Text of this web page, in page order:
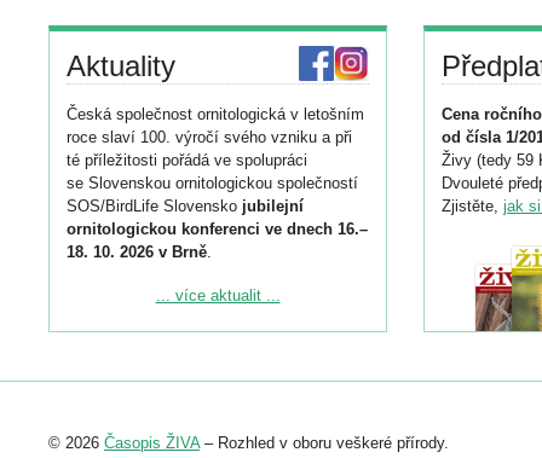
Aktuality
Česká společnost ornitologická v letošním
roce slaví 100. výročí svého vzniku a při
té příležitosti pořádá ve spolupráci
se Slovenskou ornitologickou společností
SOS/BirdLife Slovensko jubilejní
ornitologickou konferenci ve dnech 16.–
18. 10. 2026 v Brně.
Podrobnější informace ke konferenci
Registrovat se můžete do 6. září.
abstraktu přihlášené přednášky nebo
... více aktualit ...
Cena
od čísla 1/
Živy (tedy 59
Dvouleté
Zjistěte, jak
© 2026 Časopis ŽIVA– Rozhled v oboru veškeré přírody.